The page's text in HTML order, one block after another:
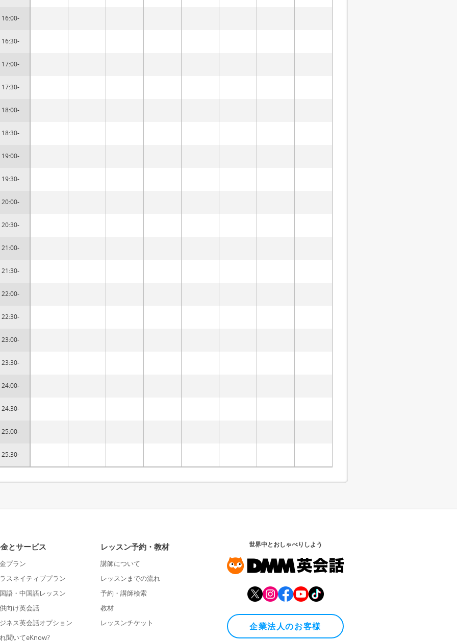
16:00-
16:30-
17:00-
17:30-
18:00-
18:30-
19:00-
19:30-
20:00-
20:30-
21:00-
21:30-
22:00-
22:30-
23:00-
23:30-
24:00-
24:30-
25:00-
25:30-
とサービス
プラン
スネイティブプラン
語・中国語レッスン
向け英会話
ネス英会話オプション
聞いてeKnow?
レッスン予約・教材
講師について
レッスンまでの流れ
予約・講師検索
教材
レッスンチケット
世界中とおしゃべりしよう
企業法人のお客様